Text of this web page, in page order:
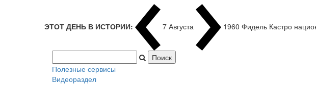
ЭТОТ ДЕНЬ В ИСТОРИИ: 7 Августа 1960 Фидель Кастро
Полезные сервисы
Видеораздел